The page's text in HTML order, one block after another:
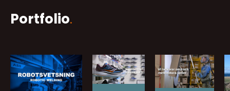
Portfolio.